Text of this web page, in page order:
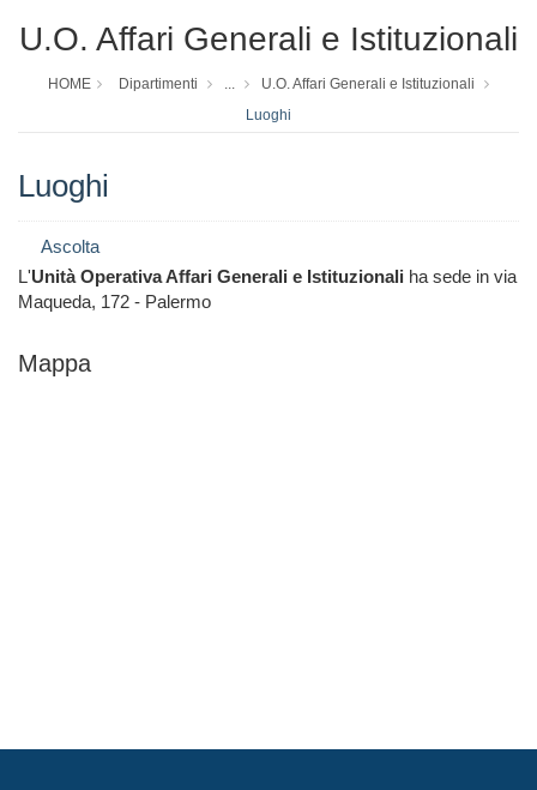
U.O. Affari Generali e Istituzionali
HOME Dipartimenti ...
U.O. Affari Generali e Istituzionali
Luoghi
Luoghi
Ascolta
L'Unità Operativa Affari Generali e Istituzionali ha sede in via
Maqueda, 172 - Palermo
Mappa